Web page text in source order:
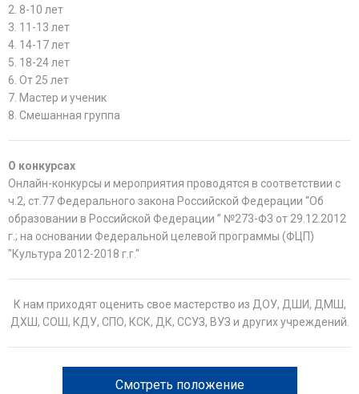
2. 8-10 лет
3. 11-13 лет
4. 14-17 лет
5. 18-24 лет
6. От 25 лет
7. Мастер и ученик
8. Смешанная группа
О конкурсах
Онлайн-конкурсы и мероприятия проводятся в соответствии с
ч.2, ст.77 Федерального закона Российской Федерации “Об
образовании в Российской Федерации ” №273-Ф3 от 29.12.2012
г.; на основании Федеральной целевой программы (ФЦП)
"Культура 2012-2018 г.г."
К нам приходят оценить свое мастерство из ДОУ, ДШИ, ДМШ,
ДХШ, СОШ, КДУ, СПО, КСК, ДК, ССУЗ, ВУЗ и других учреждений.
Смотреть положение